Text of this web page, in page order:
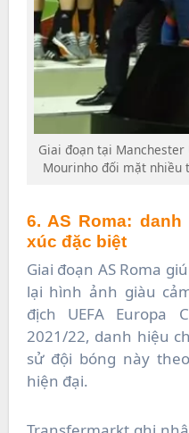
Giai đoạn tại
Mourinho đối mặt nhiều
6. AS Roma:
xúc đặc biệt
Giai đoạn AS Roma
lại hình ảnh giàu
địch UEFA Europa
2021/22, danh hiệu
sử đội bóng này
hiện đại.